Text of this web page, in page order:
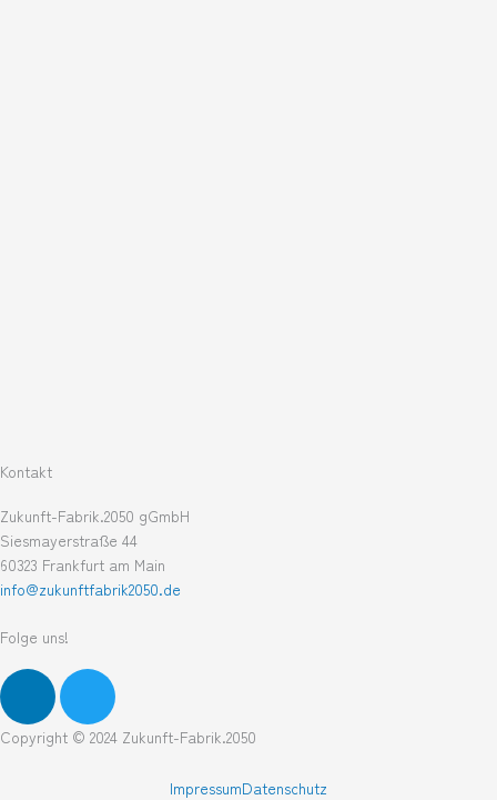
Kontakt
Zukunft-Fabrik.2050 gGmbH
Siesmayerstraße 44
60323 Frankfurt am Main
info@zukunftfabrik2050.de
Folge uns!
L
n
T
w
i
Copyright © 2024 Zukunft-Fabrik.2050
ImpressumDatenschutz